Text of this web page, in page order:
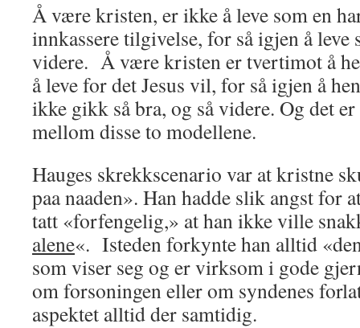
Å være kristen, er ikke å leve som en
innkassere tilgivelse, for så igjen å leve
videre. Å være kristen er tvertimot å
å leve for det Jesus vil, for så igjen å
ikke gikk så bra, og så videre. Og det
mel­lom disse to modellene.
Hauges skrekkscenario var at kristne
paa naaden». Han hadde slik angst for
tatt «forfengelig,» at han ikke ville
alene«. Isteden forkynte han alltid
som viser seg og er virksom i gode
om forsoningen eller om syndenes
aspektet alltid der samtidig.